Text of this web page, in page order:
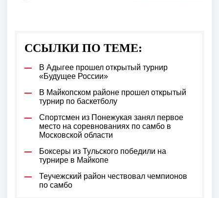
ССЫЛКИ ПО ТЕМЕ:
В Адыгее прошел открытый турнир
«Будущее России»
В Майкопском районе прошел открытый
турнир по баскетболу
Спортсмен из Понежукая занял первое
место на соревнованиях по самбо в
Московской области
Боксеры из Тульского победили на
турнире в Майкопе
Теучежский район чествовал чемпионов
по самбо